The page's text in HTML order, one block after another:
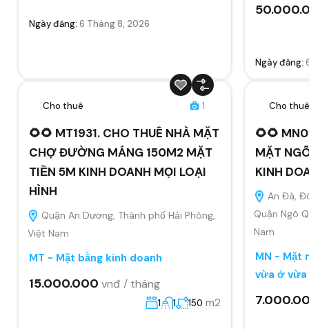
Ngày đăng: 6 Tháng 8, 2026
Ngày đăng:
Cho thuê 1
🌻🌻 MT1931. CHO THUÊ NHÀ MẶT
CHỢ ĐƯỜNG MÁNG 150M2 MẶT
TIỀN 5M KINH DOANH MỌI LOẠI
HÌNH
Quận An Dương, Thành phố Hải Phòng,
Việt Nam
MT - Mặt bằng kinh doanh
15.000.000 vnđ / tháng
1 1 150 m2
Cho thuê
🌻🌻
MẶT
KINH
An Đà,
Quận Ngô
Nam
MN - Mặt
vừa ở